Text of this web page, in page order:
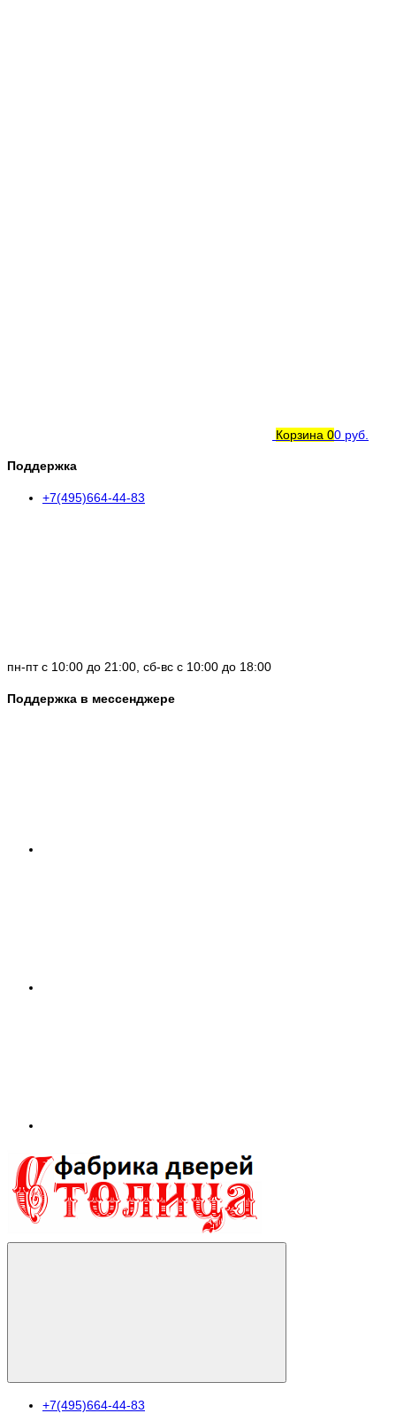
Корзина 00 руб.
Поддержка
+7(495)664-44-83
пн-пт с 10:00 до 21:00, сб-вс с 10:00 до 18:00
Поддержка в мессенджере
+7(495)664-44-83